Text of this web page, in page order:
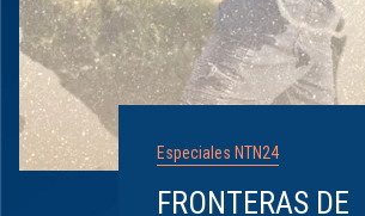
Especiales NTN24
FRONTERAS DE